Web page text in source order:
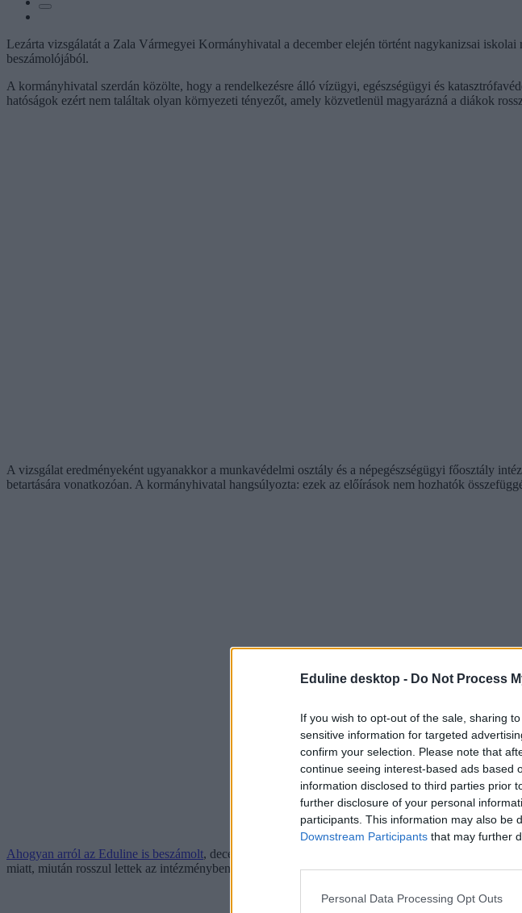
Eduline desktop - Do Not Process
If you wish to opt-out of the sale, sharing
sensitive information for targeted
confirm your selection. Please note that
continue seeing interest-based ads based
information disclosed to third parties prior
further disclosure of your personal
participants. This information may also be
Downstream Participants that may further
Personal Data Processing Opt Outs
Lezárta vizsgálatát a Zala Vármegyei Kormányhivatal a december elején történt nagykanizsai
beszámolójából.
A kormányhivatal szerdán közölte, hogy a rendelkezésre álló vízügyi, egészségügyi és
hatóságok ezért nem találtak olyan környezeti tényezőt, amely közvetlenül magyarázná a diákok
A vizsgálat eredményeként ugyanakkor a munkavédelmi osztály és a népegészségügyi főosztály
betartására vonatkozóan. A kormányhivatal hangsúlyozta: ezek az előírások nem hozhatók
Ahogyan arról az Eduline is beszámolt, december 9-én a nagykanizsai a Kőrösi Csoma Sándor
miatt, miután rosszul lettek az intézményben. A felnőttek és a gyerekek többsége szererncsére még